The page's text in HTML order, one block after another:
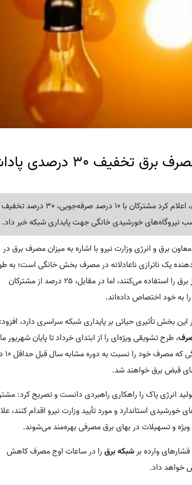
با صرفه جویی 10 درصدی مصرف برق تخفیف 30
معاون وزیر نیرو با اشاره به ناترازی ناعادلانه برق، اعلام کرد مشترکان با 10 درصد صرفه‌جویی، 30 درصد تخفیف
نیروگاه‌های خورشیدی خانگی جهت پایداری شبکه خبر داد.
برق و انرژی وزارت نیرو با اشاره به میزان مصرف برق در
یک ناترازی ناعادلانه در مصرف بخش خانگی است؛ به
که ۷۵ درصد مشترکان خوش‌مصرف تنها نیمی از برق را استفاده می‌کنند، اما در مقابل، ۲۵ درصد از مشترکان
درصد صرفه‌جویی در این بخش تأثیری حیاتی بر پایداری شبکه سراسری دارد،
، طرح تشویقی ویژه‌ای را از ابتدای خرداد تا پایان شهریور
اجرا
انرژی پاک را راهکاری راهبردی دانست و تصریح کرد:
استاندارد و مورد تأیید وزارت نیرو اقدام کنند،
و تسهیلات در بهای برق مصرفی بهره‌مند می‌شوند.
وارده برشبکه برقرا در ساعات اوج مصرف کاهش
خواهد داد.